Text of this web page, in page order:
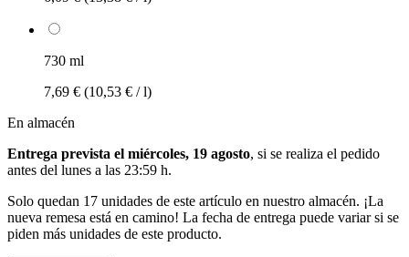
730 ml
7,69 € (10,53 € / l)
En almacén
Entrega prevista el miércoles, 19 agosto, si se realiza el pedido
antes del lunes a las 23:59 h.
Solo quedan 17 unidades de este artículo en nuestro almacén. ¡La
nueva remesa está en camino! La fecha de entrega puede variar si se
piden más unidades de este producto.